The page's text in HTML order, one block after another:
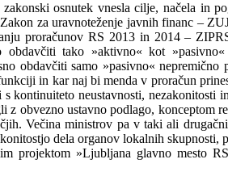
osnutek vnesla cilje, načela in
za uravnoteženje javnih financ –
proračunov RS 2013 in 2014 –
obdavčiti tako »aktivno« kot
obdavčiti samo »pasivno«
in kar naj bi menda v proračun
s kontinuiteto neustavnosti,
z obvezno ustavno podlago, konceptom
Večina ministrov pa v taki ali
dela organov lokalnih skupnosti,
projektom »Ljubljana glavno mesto